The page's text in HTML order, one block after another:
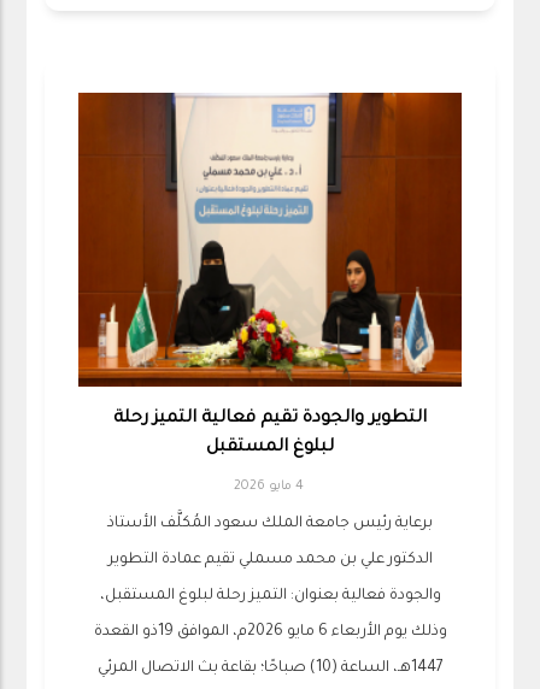
التطوير والجودة تقيم فعالية التميز رحلة
لبلوغ المستقبل
4 مايو 2026
برعاية رئيس جامعة الملك سعود المُكلَّف الأستاذ
الدكتور علي بن محمد مسملي تقيم عمادة التطوير
والجودة فعالية بعنوان: التميز رحلة لبلوغ المستقبل،
وذلك يوم الأربعاء 6 مايو 2026م، الموافق 19ذو القعدة
1447هـ، الساعة (10) صباحًا؛ بقاعة بث الاتصال المرئي